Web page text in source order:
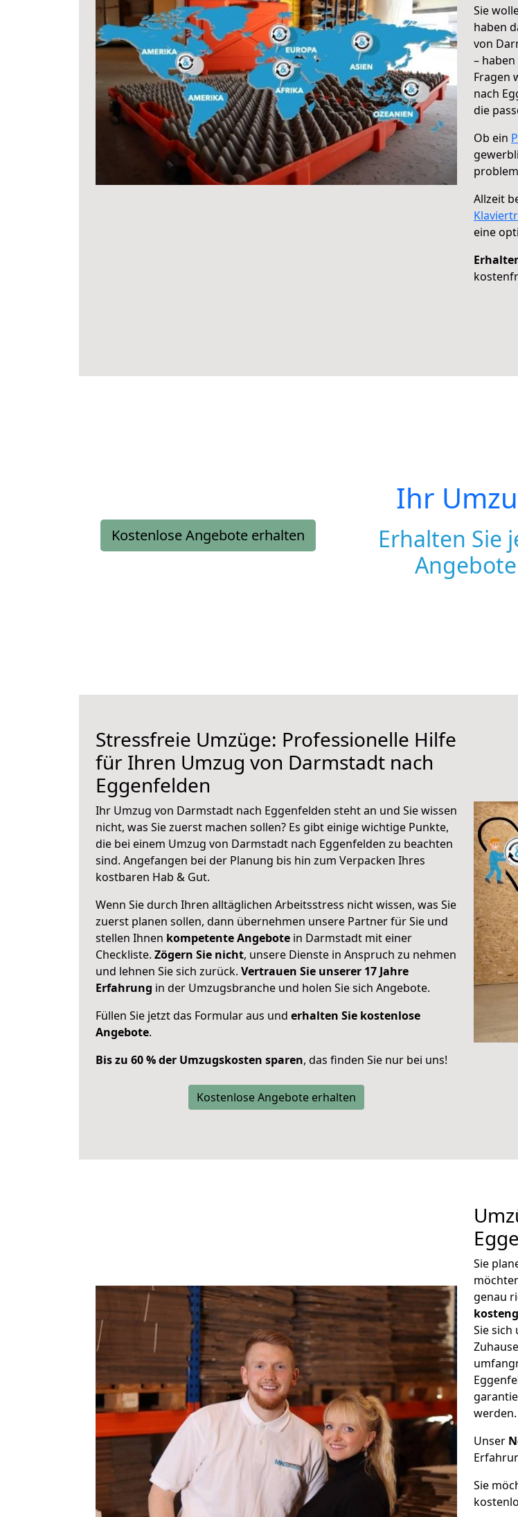
Sie
haben
von
–
Fragen
nach
die
Ob ein
Allzeit
eine
Kostenlose Angebote erhalten
Ihr
Erhalten Sie
Angebote
Stressfreie Umzüge: Professionelle Hilfe
für Ihren Umzug von Darmstadt nach
Eggenfelden
Ihr Umzug von Darmstadt nach Eggenfelden steht an und Sie wissen
nicht, was Sie zuerst machen sollen? Es gibt einige wichtige Punkte,
die bei einem Umzug von Darmstadt nach Eggenfelden zu beachten
sind. Angefangen bei der Planung bis hin zum Verpacken Ihres
kostbaren Hab & Gut.
Wenn Sie durch Ihren alltäglichen Arbeitsstress nicht wissen, was Sie
zuerst planen sollen, dann übernehmen unsere Partner für Sie und
stellen Ihnen kompetente Angebote in Darmstadt mit einer
Checkliste. Zögern Sie nicht, unsere Dienste in Anspruch zu nehmen
und lehnen Sie sich zurück. Vertrauen Sie unserer 17 Jahre
Erfahrung in der Umzugsbranche und holen Sie sich Angebote.
Füllen Sie jetzt das Formular aus und erhalten Sie kostenlose
Angebote.
Bis zu 60 % der Umzugskosten sparen, das finden Sie nur bei uns!
Kostenlose Angebote erhalten
Sie
genau
Sie
werden.
Unser
Sie